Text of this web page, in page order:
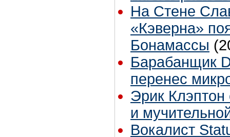
На Стене
«Кэверна»
Бонамассы
Барабанщик
перенес
Эрик Клэптон
и
Вокалист